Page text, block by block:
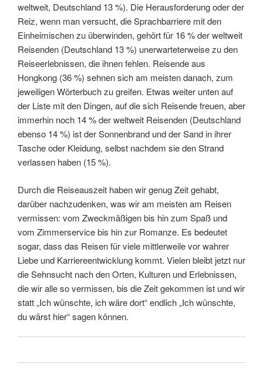
weltweit, Deutschland 13 %). Die Herausforderung oder der
Reiz, wenn man versucht, die Sprachbarriere mit den
Einheimischen zu überwinden, gehört für 16 % der weltweit
Reisenden (Deutschland 13 %) unerwarteterweise zu den
Reiseerlebnissen, die ihnen fehlen. Reisende aus
Hongkong (36 %) sehnen sich am meisten danach, zum
jeweiligen Wörterbuch zu greifen. Etwas weiter unten auf
der Liste mit den Dingen, auf die sich Reisende freuen, aber
immerhin noch 14 % der weltweit Reisenden (Deutschland
ebenso 14 %) ist der Sonnenbrand und der Sand in ihrer
Tasche oder Kleidung, selbst nachdem sie den Strand
verlassen haben (15 %).
Durch die Reiseauszeit haben wir genug Zeit gehabt,
darüber nachzudenken, was wir am meisten am Reisen
vermissen: vom Zweckmäßigen bis hin zum Spaß und
vom Zimmerservice bis hin zur Romanze. Es bedeutet
sogar, dass das Reisen für viele mittlerweile vor wahrer
Liebe und Karriereentwicklung kommt. Vielen bleibt jetzt nur
die Sehnsucht nach den Orten, Kulturen und Erlebnissen,
die wir alle so vermissen, bis die Zeit gekommen ist und wir
statt „Ich wünschte, ich wäre dort“ endlich „Ich wünschte,
du wärst hier“ sagen können.